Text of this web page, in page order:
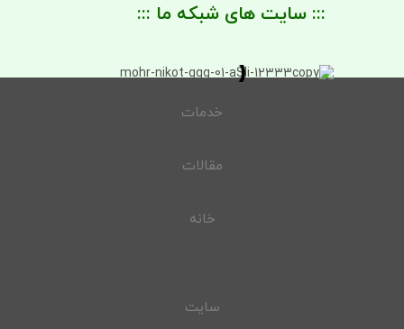
::: سایت های شبکه ما :::
خدمات
مقالات
خانه
سایت